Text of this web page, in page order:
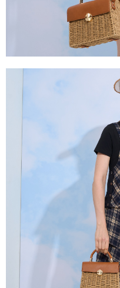
４．使用「AFTEE先享後付」時
時審查核予不同之上限額度；若
請求用戶進行身份認證。
５．嚴禁一人註冊多個帳號或使